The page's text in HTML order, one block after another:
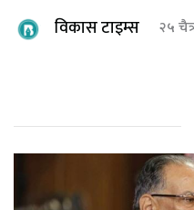
विकास टाइम्स २५